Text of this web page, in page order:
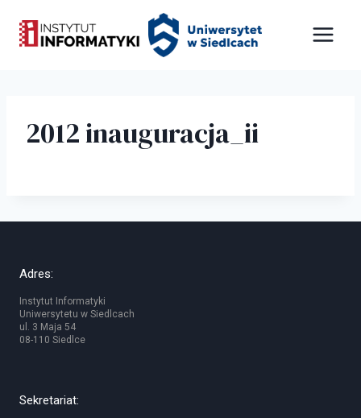
Panel zarządzania plikami cookies
treści
2012 inauguracja_ii
Adres:
Instytut Informatyki
Uniwersytetu w Siedlcach
ul. 3 Maja 54
08-110 Siedlce
Sekretariat: